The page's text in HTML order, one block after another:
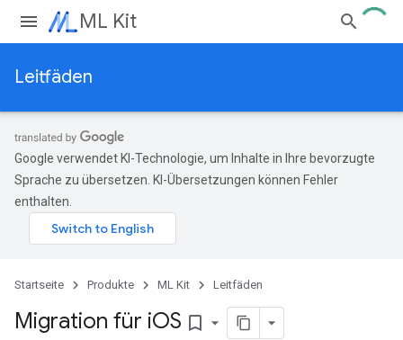
ML Kit
Leitfäden
Google verwendet KI-Technologie, um Inhalte in Ihre bevorzugte
Sprache zu übersetzen. KI-Übersetzungen können Fehler
enthalten.
Startseite Produkte ML Kit Leitfäden
Migration für iOS bookmark_border